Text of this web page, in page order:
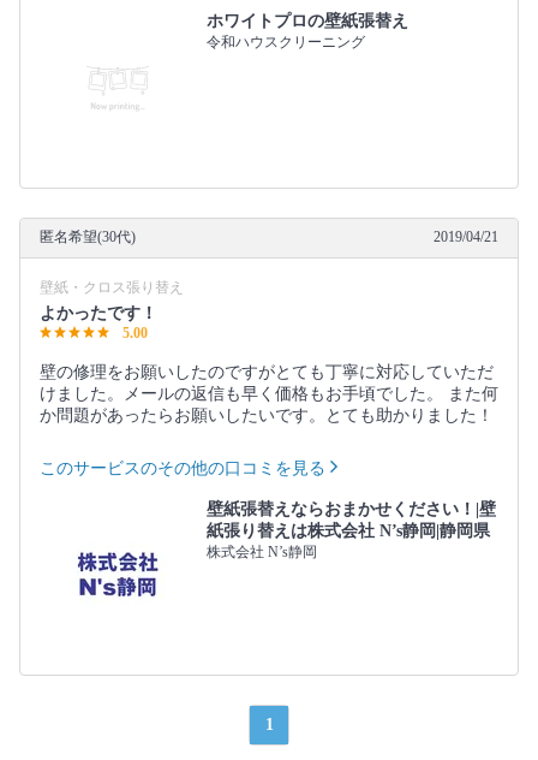
ホワイトプロの壁紙張替え
令和ハウスクリーニング
匿名希望(30代) 2019/04/21
壁紙・クロス張り替え
よかったです！
5.00
壁の修理をお願いしたのですがとても丁寧に対応していただ
けました。メールの返信も早く価格もお手頃でした。 また何
か問題があったらお願いしたいです。とても助かりました！
このサービスのその他の口コミを見る
壁紙張替えならおまかせください！|壁
紙張り替えは株式会社 N’s静岡|静岡県
株式会社 N’s静岡
1